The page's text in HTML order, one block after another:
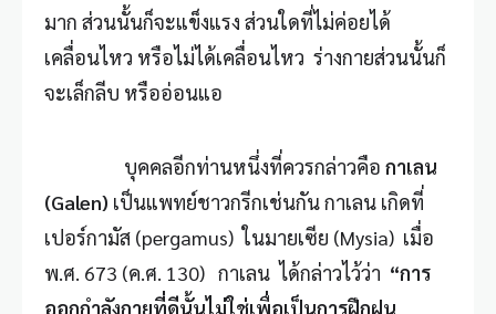
มาก ส่วนนั้นก็จะแข็งแรง ส่วนใดที่ไม่ค่อยได้
เคลื่อนไหว หรือไม่ได้เคลื่อนไหว ร่างกายส่วนนั้นก็
จะเล็กลีบ หรืออ่อนแอ
บุคคลอีกท่านหนึ่งที่ควรกล่าวคือ กาเลน
(Galen) เป็นแพทย์ชาวกรีกเช่นกัน กาเลน เกิดที่
เปอร์กามัส (pergamus) ในมายเซีย (Mysia) เมื่อ
พ.ศ. 673 (ค.ศ. 130) กาเลน ได้กล่าวไว้ว่า “การ
ออกกำลังกายที่ดีนั้นไม่ใช่เพื่อเป็นการฝึกฝน